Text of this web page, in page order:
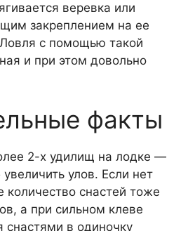
веревка или
закреплением на ее
с помощью такой
и при этом довольно
факты
2-х удилищ на лодке —
улов. Если нет
количество снастей тоже
а при сильном клеве
снастями в одиночку